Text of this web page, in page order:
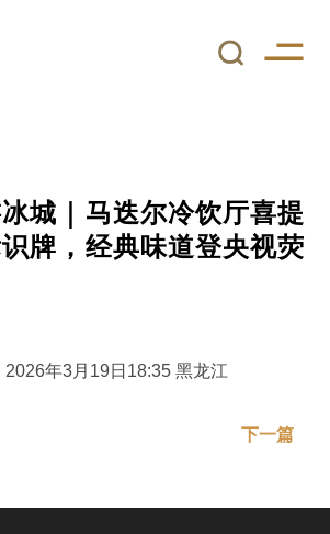
城｜马迭尔冷饮厅喜提
牌，经典味道登央视荧
2026年3月19日18:35 黑龙江
下一篇